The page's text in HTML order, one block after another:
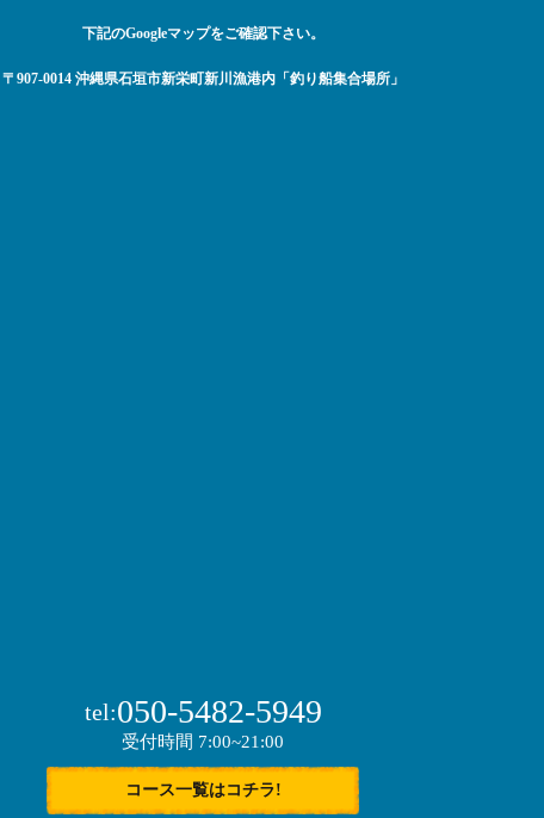
下記のGoogleマップをご確認下さい。
〒907-0014 沖縄県石垣市新栄町新川漁港内「釣り船集合場所」
tel:050-5482-5949
受付時間 7:00~21:00
コース一覧はコチラ!